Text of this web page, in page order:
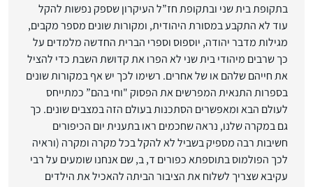
בתקופת בית שני ובתקופת חז”ל העיקרון שספק נפשות להקל
עוד לא התקבע במסורת היהודית, ומקורות שונים מספר מקבים,
מגילות מדבר יהודה, יוספוס וספרי הברית החדשה מלמדים על
כך שרבים מיהודי בית שני לא הפרו את קדושת השבת כדי להציל
את חייהם שלהם או של אחרים. רשימו לכך יש אף במקורות שונים
בספרות התנאית המפרשים את הפסוק "וחי בהם” כמתייחס
לעולם הבא ומאפשרים הסתכנות בעולם הזה במצבים שונים. כך
גם במקרה שלנו, נראה שחכמים ראו בתענית יום הכיפורים
חשיבות רבה מספיק בשביל לא להקל בכל מקרה ומקרה (וראיה
לכך הפולמוס בתוספתא כפורים ד, ב, שם אנחנו שומעים על רבי
עקיבא שצריך לשלוח את הציבור הביתה להאכיל את הילדים